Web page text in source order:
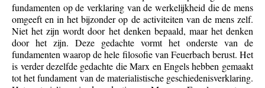
fundamenten op de verklaring van de werkelijkheid die de mens
omgeeft en in het bijzonder op de activiteiten van de mens zelf.
Niet het zijn wordt door het denken bepaald, maar het denken
door het zijn. Deze gedachte vormt het onderste van de
fundamenten waarop de hele filosofie van Feuerbach berust. Het
is verder dezelfde gedachte die Marx en Engels hebben gemaakt
tot het fundament van de materialistische geschiedenisverklaring.